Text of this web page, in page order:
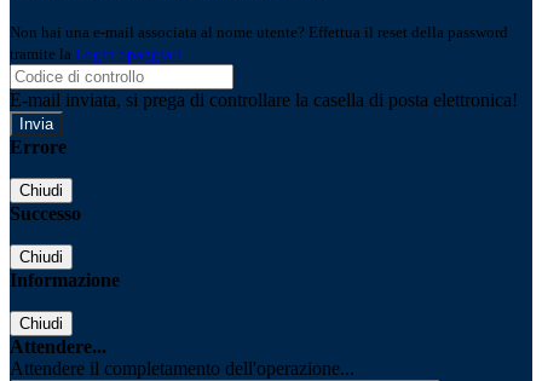
Non hai una e-mail associata al nome utente? Effettua il reset della password
tramite la Login Spaggiari
E-mail inviata, si prega di controllare la casella di posta elettronica!
Errore
Chiudi
Successo
Chiudi
Informazione
Chiudi
Attendere...
Attendere il completamento dell'operazione...